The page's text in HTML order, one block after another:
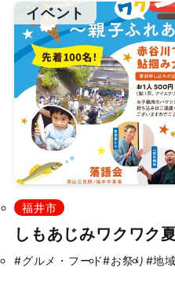
Powered
福井市
しもあじみワクワク
#グルメ・フード#お祭り #地
イベント